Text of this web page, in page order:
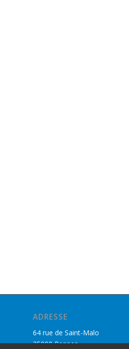
ADRESSE
64 rue de Saint-Malo
35000 Rennes